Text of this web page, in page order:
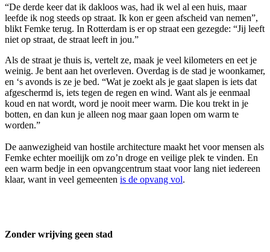
“De derde keer dat ik dakloos was, had ik wel al een huis, maar
leefde ik nog steeds op straat. Ik kon er geen afscheid van nemen”,
blikt Femke terug. In Rotterdam is er op straat een gezegde: “Jij leeft
niet op straat, de straat leeft in jou.”
Als de straat je thuis is, vertelt ze, maak je veel kilometers en eet je
weinig. Je bent aan het overleven. Overdag is de stad je woonkamer,
en ‘s avonds is ze je bed. “Wat je zoekt als je gaat slapen is iets dat
afgeschermd is, iets tegen de regen en wind. Want als je eenmaal
koud en nat wordt, word je nooit meer warm. Die kou trekt in je
botten, en dan kun je alleen nog maar gaan lopen om warm te
worden.”
De aanwezigheid van hostile architecture maakt het voor mensen als
Femke echter moeilijk om zo’n droge en veilige plek te vinden. En
een warm bedje in een opvangcentrum staat voor lang niet iedereen
klaar, want in veel gemeenten is de opvang vol.
Zonder wrijving geen stad